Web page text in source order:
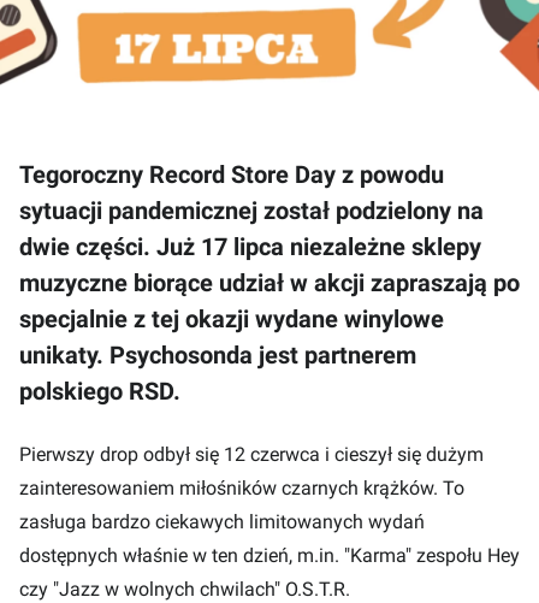
Tegoroczny Record Store Day z powodu
sytuacji pandemicznej został podzielony na
dwie części. Już 17 lipca niezależne sklepy
muzyczne biorące udział w akcji zapraszają po
specjalnie z tej okazji wydane winylowe
unikaty. Psychosonda jest partnerem
polskiego RSD.
Pierwszy drop odbył się 12 czerwca i cieszył się dużym
zainteresowaniem miłośników czarnych krążków. To
zasługa bardzo ciekawych limitowanych wydań
dostępnych właśnie w ten dzień, m.in. "Karma" zespołu Hey
czy "Jazz w wolnych chwilach" O.S.T.R.